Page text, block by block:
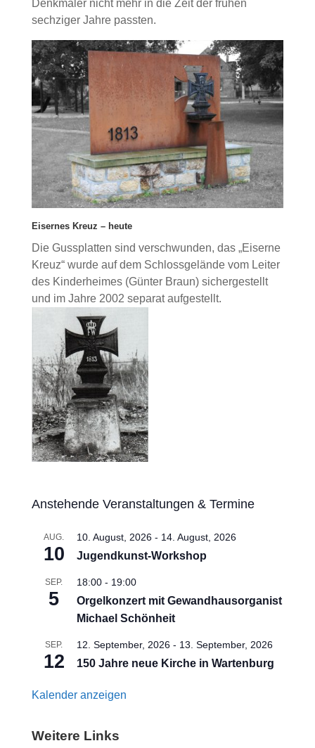
Denkmäler nicht mehr in die Zeit der frühen
sechziger Jahre passten.
Eisernes Kreuz – heute
Die Gussplatten sind verschwunden, das „Eiserne
Kreuz“ wurde auf dem Schlossgelände vom Leiter
des Kinderheimes (Günter Braun) sichergestellt
und im Jahre 2002 separat aufgestellt.
Anstehende Veranstaltungen & Termine
AUG.
10
10. August, 2026- 14. August, 2026
Jugendkunst-Workshop
SEP.
5
18:00- 19:00
Orgelkonzert mit Gewandhausorganist
Michael Schönheit
SEP.
12
12. September, 2026- 13. September, 2026
150 Jahre neue Kirche in Wartenburg
Kalender anzeigen
Weitere Links